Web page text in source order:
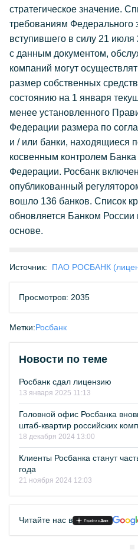
стратегическое значение.
требованиям
вступившего в силу 21 июля
с данным документом,
компаний могут
размер собственных
состоянию на 1 января
менее установленного
Федерации размера по
и / или банки, находящиеся
косвенным контролем
Федерации. Росбанк
опубликованный
вошло 136 банков. Список
обновляется Банком России
основе.
Источник: ПАО РОСБАНК
Просмотров: 2035
Метки:Росбанк
Новости по теме
Росбанк сдал лицензию
13 января 2025 11:13
Головной офис Росбанка
штаб-квартир российских
18 декабря 2024 13:00
Клиенты Росбанка станут
года
21 ноября 2024 12:03
Читайте нас в